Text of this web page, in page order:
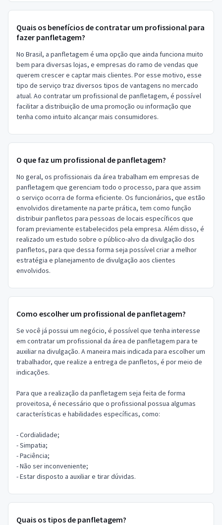
Quais os benefícios de contratar um profissional para
fazer panfletagem?
No Brasil, a panfletagem é uma opção que ainda funciona muito
bem para diversas lojas, e empresas do ramo de vendas que
querem crescer e captar mais clientes. Por esse motivo, esse
tipo de serviço traz diversos tipos de vantagens no mercado
atual. Ao contratar um profissional de panfletagem, é possível
facilitar a distribuição de uma promoção ou informação que
tenha como intuito alcançar mais consumidores.
O que faz um profissional de panfletagem?
No geral, os profissionais da área trabalham em empresas de
panfletagem que gerenciam todo o processo, para que assim
o serviço ocorra de forma eficiente. Os funcionários, que estão
envolvidos diretamente na parte prática, tem como função
distribuir panfletos para pessoas de locais específicos que
foram previamente estabelecidos pela empresa. Além disso, é
realizado um estudo sobre o público-alvo da divulgação dos
panfletos, para que dessa forma seja possível criar a melhor
estratégia e planejamento de divulgação aos clientes
envolvidos.
Como escolher um profissional de panfletagem?
Se você já possui um negócio, é possível que tenha interesse
em contratar um profissional da área de panfletagem para te
auxiliar na divulgação. A maneira mais indicada para escolher um
trabalhador, que realize a entrega de panfletos, é por meio de
indicações.
Para que a realização da panfletagem seja feita de forma
proveitosa, é necessário que o profissional possua algumas
características e habilidades específicas, como:
- Cordialidade;
- Simpatia;
- Paciência;
- Não ser inconveniente;
- Estar disposto a auxiliar e tirar dúvidas.
Quais os tipos de panfletagem?